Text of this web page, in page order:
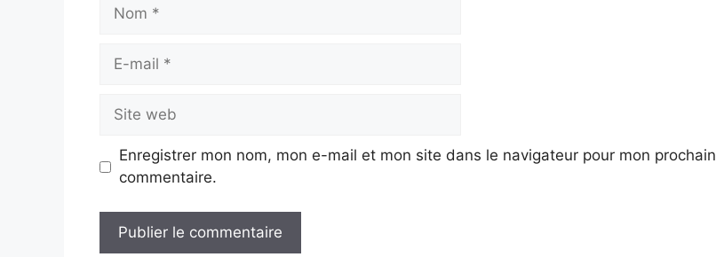
Site
web
Enregistrer mon nom, mon e-mail et mon site dans le navigateur pour mon prochain
commentaire.